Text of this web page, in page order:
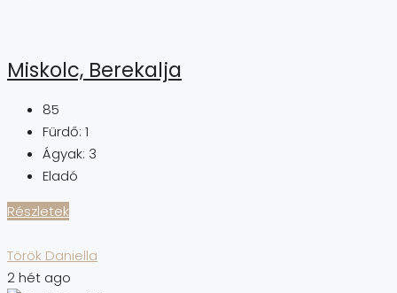
Miskolc, Berekalja
85
Fürdő: 1
Ágyak: 3
Eladó
Részletek
Török Daniella
2 hét ago